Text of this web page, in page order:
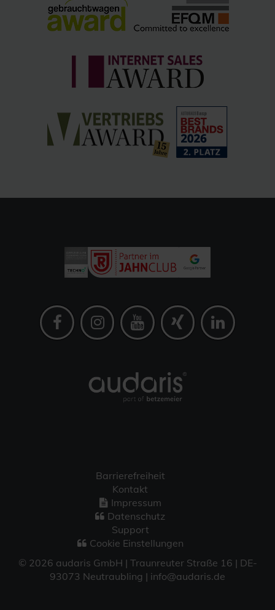
Barrierefreiheit
Kontakt
Impressum
Datenschutz
Support
Cookie Einstellungen
© 2026 audaris GmbH | Traunreuter Straße 16 | DE-
93073 Neutraubling | info@audaris.de